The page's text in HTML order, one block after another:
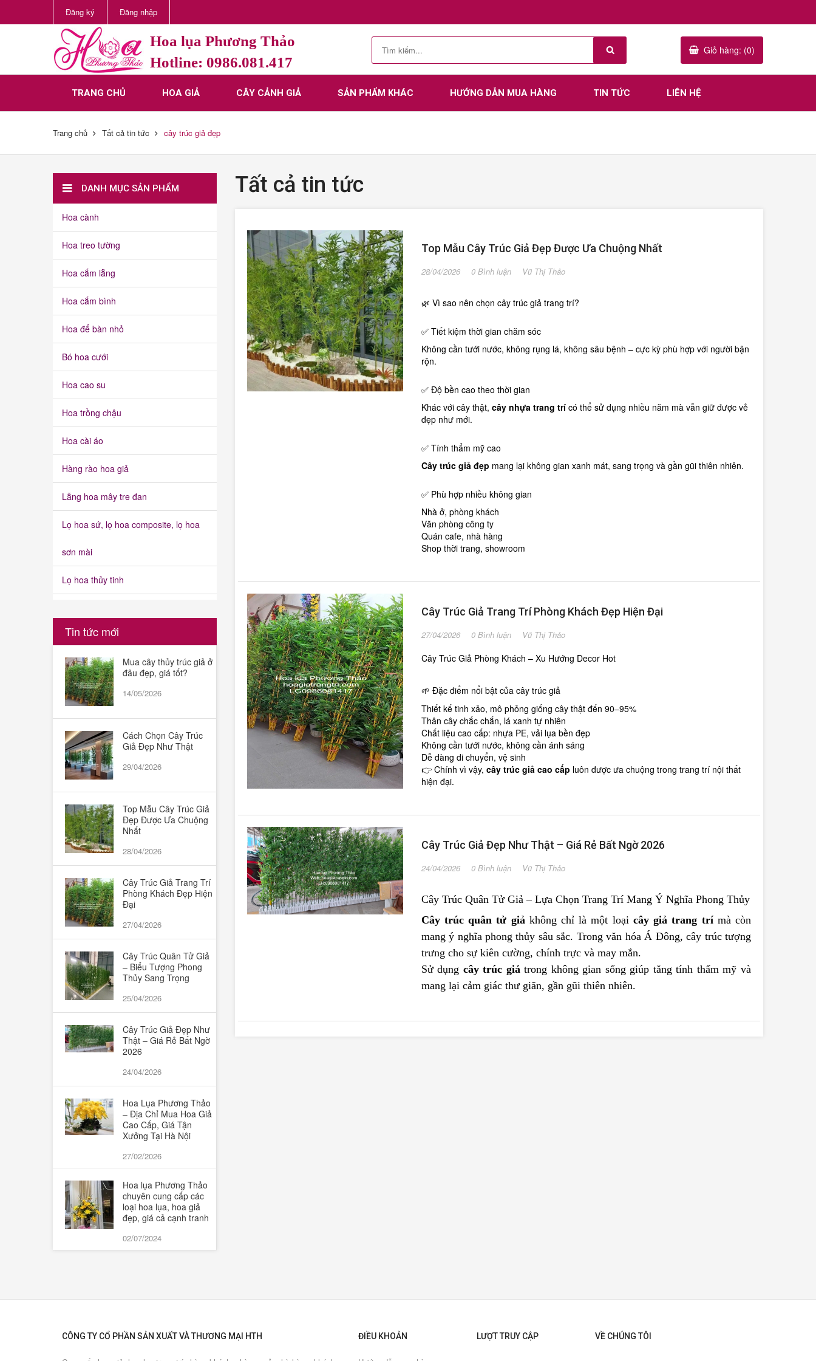
Đăng ký Đăng nhập
Hoa lụa Phương Thảo
Hotline: 0986.081.417
Giỏ hàng: (0)
TRANG CHỦ HOA GIẢ CÂY CẢNH GIẢ SẢN PHẨM KHÁC HƯỚNG DẪN MUA HÀNG TIN TỨC LIÊN HỆ
Trang chủ Tất cả tin tức cây trúc giả đẹp
DANH MỤC SẢN PHẨM
Hoa cành
Hoa treo tường
Hoa cắm lẵng
Hoa cắm bình
Hoa để bàn nhỏ
Bó hoa cưới
Hoa cao su
Hoa trồng chậu
Hoa cài áo
Hàng rào hoa giả
Lẵng hoa mây tre đan
Lọ hoa sứ, lọ hoa composite, lọ hoa
sơn mài
Lọ hoa thủy tinh
Quả giả
Cành lá giả
Hoa kết chữ, hoa đại hội, hoa đường
phố
Phụ kiện khác
Thảm cỏ nhân tạo
Bình ngâm rượu,bình ngâm sâm
Bình thả cá, trồng cây thủy sinh, thả
Cây cảnh nhỏ
Hoa để trang trí tượng Bác, bục phát
biểu, hoa để bàn họp
Chậu, giỏ,cốc hoa nhựa
Quà tặng Valentine, 8/3 và 20/10
Tin tức mới
Mua cây thủy trúc giả ở
đâu đẹp, giá tốt?
14/05/2026
Cách Chọn Cây Trúc
Giả Đẹp Như Thật
29/04/2026
Top Mẫu Cây Trúc Giả
Đẹp Được Ưa Chuộng
Nhất
28/04/2026
Cây Trúc Giả Trang Trí
Phòng Khách Đẹp Hiện
Đại
27/04/2026
Cây Trúc Quân Tử Giả
– Biểu Tượng Phong
Thủy Sang Trọng
25/04/2026
Cây Trúc Giả Đẹp Như
Thật – Giá Rẻ Bất Ngờ
2026
24/04/2026
Hoa Lụa Phương Thảo
– Địa Chỉ Mua Hoa Giả
Cao Cấp, Giá Tận
Xưởng Tại Hà Nội
27/02/2026
Hoa lụa Phương Thảo
chuyên cung cấp các
loại hoa lụa, hoa giả
đẹp, giá cả cạnh tranh
02/07/2024
Tất cả tin tức
Top Mẫu Cây Trúc Giả Đẹp Được Ưa Chuộng Nhất
28/04/2026 0 Bình luận Vũ Thị Thảo
🌿 Vì sao nên chọn cây trúc giả trang trí?
✅ Tiết kiệm thời gian chăm sóc
Không cần tưới nước, không rụng lá, không sâu bệnh – cực kỳ phù hợp với người bận
rộn.
✅ Độ bền cao theo thời gian
Khác với cây thật, cây nhựa trang trícó thể sử dụng nhiều năm mà vẫn giữ được vẻ
đẹp như mới.
✅ Tính thẩm mỹ cao
Cây trúc giả đẹp mang lại không gian xanh mát, sang trọng và gần gũi thiên nhiên.
✅ Phù hợp nhiều không gian
Nhà ở, phòng khách
Văn phòng công ty
Quán cafe, nhà hàng
Shop thời trang, showroom
Cây Trúc Giả Trang Trí Phòng Khách Đẹp Hiện Đại
27/04/2026 0 Bình luận Vũ Thị Thảo
Cây Trúc Giả Phòng Khách – Xu Hướng Decor Hot
🌱 Đặc điểm nổi bật của cây trúc giả
Thiết kế tinh xảo, mô phỏng giống cây thật đến 90–95%
Thân cây chắc chắn, lá xanh tự nhiên
Chất liệu cao cấp: nhựa PE, vải lụa bền đẹp
Không cần tưới nước, không cần ánh sáng
Dễ dàng di chuyển, vệ sinh
👉 Chính vì vậy, cây trúc giả cao cấp luôn được ưa chuộng trong trang trí nội thất
hiện đại.
Cây Trúc Giả Đẹp Như Thật – Giá Rẻ Bất Ngờ 2026
24/04/2026 0 Bình luận Vũ Thị Thảo
Cây Trúc Quân Tử Giả – Lựa Chọn Trang Trí Mang Ý Nghĩa Phong Thủy
Cây trúc quân tử giảkhông chỉ là một loại cây giả trang trímà còn
mang ý nghĩa phong thủy sâu sắc. Trong văn hóa Á Đông, cây trúc tượng
trưng cho sự kiên cường, chính trực và may mắn.
Sử dụng cây trúc giảtrong không gian sống giúp tăng tính thẩm mỹ và
mang lại cảm giác thư giãn, gần gũi thiên nhiên.
CÔNG TY CỔ PHẦN SẢN XUẤT VÀ THƯƠNG MẠI HTH ĐIỀU KHOẢN LƯỢT TRUY CẬP VỀ CHÚNG TÔI